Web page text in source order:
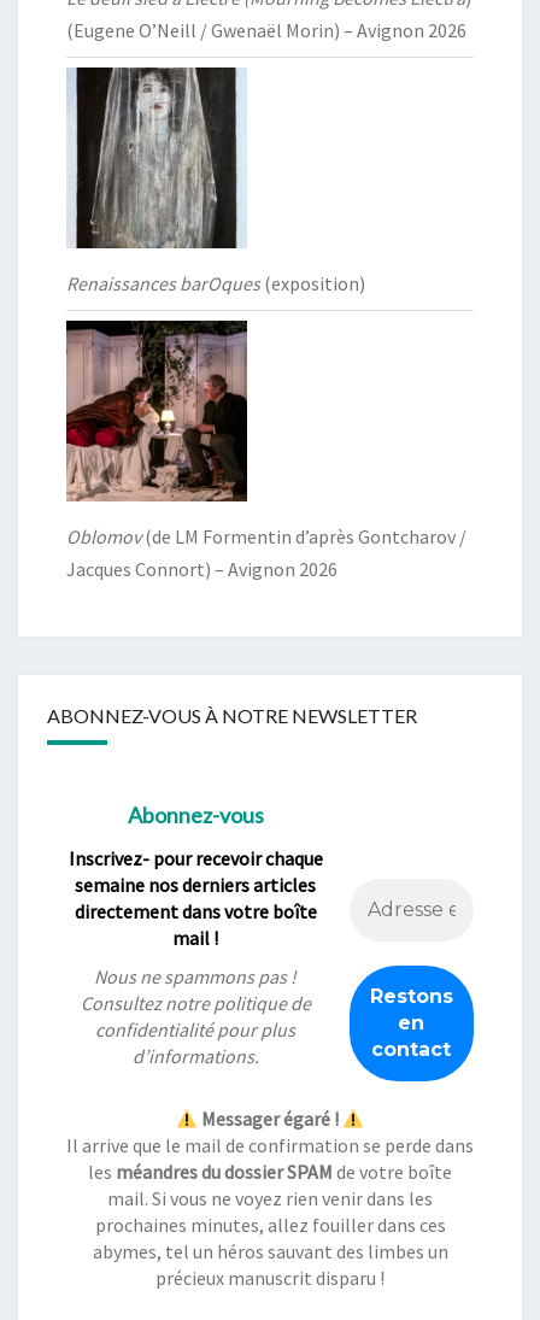
(Eugene O’Neill / Gwenaël Morin) – Avignon 2026
Renaissances barOques(exposition)
Oblomov(de LM Formentin d’après Gontcharov /
Jacques Connort) – Avignon 2026
ABONNEZ-VOUS À NOTRE NEWSLETTER
Abonnez-vous
Inscrivez- pour recevoir chaque
semaine nos derniers articles
directement dans votre boîte
mail !
Nous ne spammons pas !
Consultez notrepolitique de
confidentialitépour plus
d’informations.
Messager égaré !
Il arrive que le mail de confirmation se perde dans
les méandres du dossier SPAM de votre boîte
mail. Si vous ne voyez rien venir dans les
prochaines minutes, allez fouiller dans ces
abymes, tel un héros sauvant des limbes un
précieux manuscrit disparu !